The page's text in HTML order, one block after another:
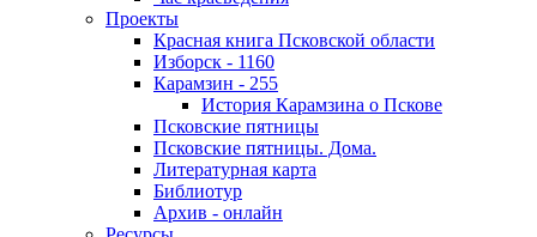
Проекты
Красная книга Псковской области
Изборск - 1160
Карамзин - 255
История Карамзина о Пскове
Псковские пятницы
Псковские пятницы. Дома.
Литературная карта
Библиотур
Архив - онлайн